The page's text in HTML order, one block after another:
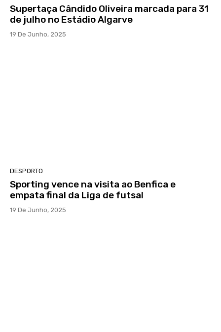
Supertaça Cândido Oliveira marcada para 31
de julho no Estádio Algarve
19 De Junho, 2025
DESPORTO
Sporting vence na visita ao Benfica e
empata final da Liga de futsal
19 De Junho, 2025